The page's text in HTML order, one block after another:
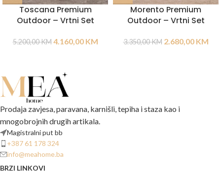
Toscana Premium
Outdoor – Vrtni Set
5.200,00KM 4.160,00 KM
Morento Premium
Outdoor – Vrtni Set
3.350,00KM 2.680,00 KM
Prodaja zavjesa, paravana, karnišli, tepiha i staza kao i
mnogobrojnih drugih artikala.
Magistralni put bb
+387 61 178 324
info@meahome.ba
BRZI LINKOVI